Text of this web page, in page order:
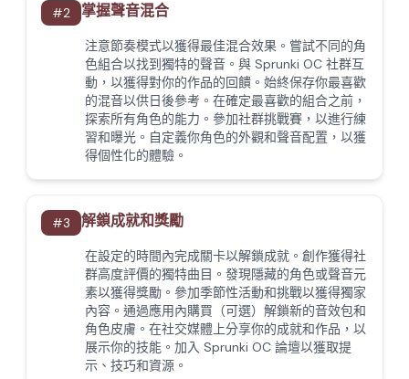
#2 掌握聲音混合
注意節奏模式以獲得最佳混合效果。嘗試不同的角
色組合以找到獨特的聲音。與 Sprunki OC 社群互
動，以獲得對你的作品的回饋。始終保存你最喜歡
的混音以供日後參考。在確定最喜歡的組合之前，
探索所有角色的能力。參加社群挑戰賽，以進行練
習和曝光。自定義你角色的外觀和聲音配置，以獲
得個性化的體驗。
#3 解鎖成就和獎勵
在設定的時間內完成關卡以解鎖成就。創作獲得社
群高度評價的獨特曲目。發現隱藏的角色或聲音元
素以獲得獎勵。參加季節性活動和挑戰以獲得獨家
內容。通過應用內購買（可選）解鎖新的音效包和
角色皮膚。在社交媒體上分享你的成就和作品，以
展示你的技能。加入 Sprunki OC 論壇以獲取提
示、技巧和資源。